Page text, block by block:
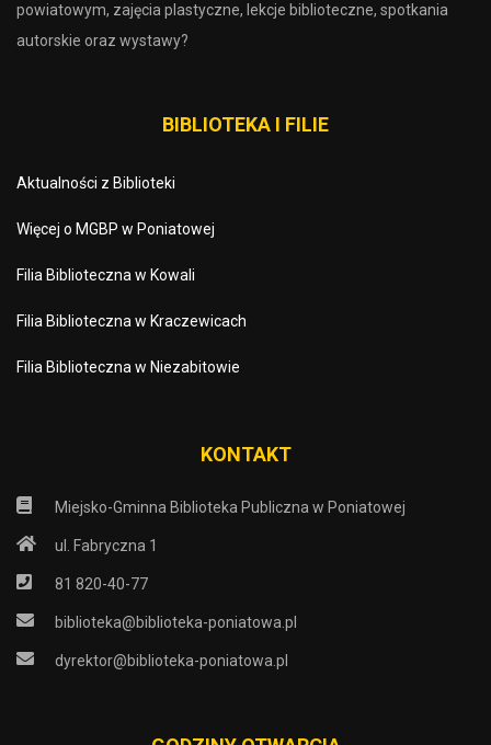
powiatowym, zajęcia plastyczne, lekcje biblioteczne, spotkania
autorskie oraz wystawy?
BIBLIOTEKA I FILIE
Aktualności z Biblioteki
Więcej o MGBP w Poniatowej
Filia Biblioteczna w Kowali
Filia Biblioteczna w Kraczewicach
Filia Biblioteczna w Niezabitowie
KONTAKT
Miejsko-Gminna Biblioteka Publiczna w Poniatowej
ul. Fabryczna 1
81 820-40-77
biblioteka@biblioteka-poniatowa.pl
dyrektor@biblioteka-poniatowa.pl